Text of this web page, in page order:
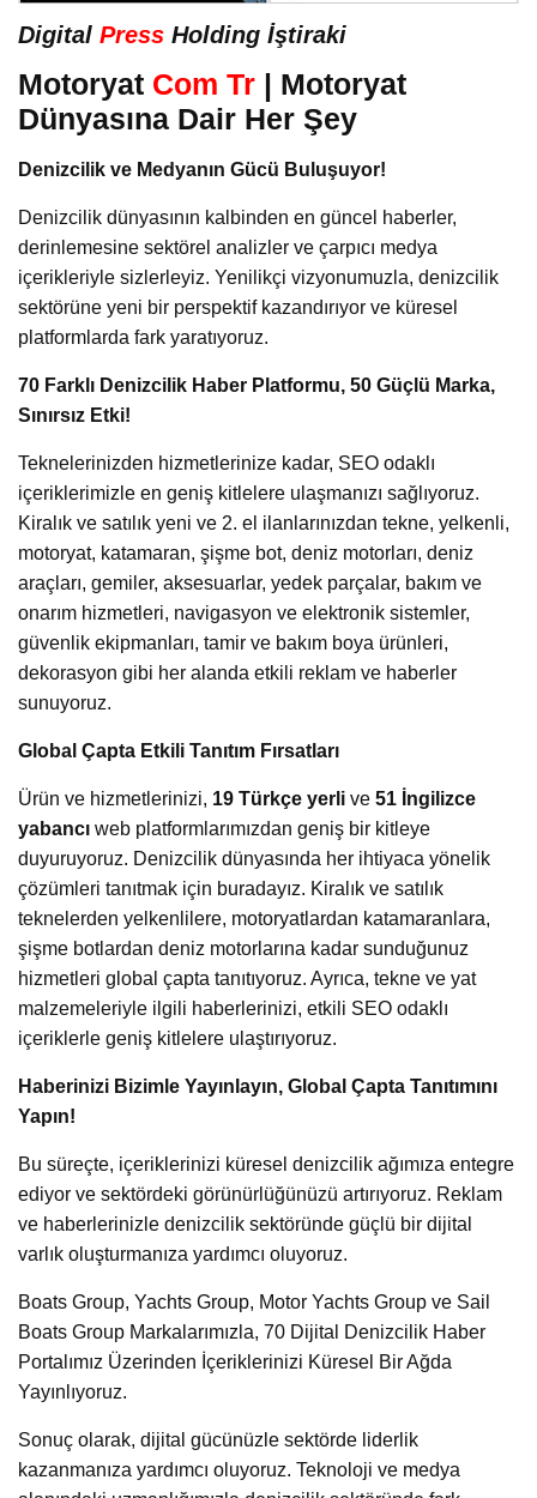
Digital Press Holding İştiraki
Motoryat Com Tr | Motoryat
Dünyasına Dair Her Şey
Denizcilik ve Medyanın Gücü Buluşuyor!
Denizcilik dünyasının kalbinden en güncel haberler,
derinlemesine sektörel analizler ve çarpıcı medya
içerikleriyle sizlerleyiz. Yenilikçi vizyonumuzla, denizcilik
sektörüne yeni bir perspektif kazandırıyor ve küresel
platformlarda fark yaratıyoruz.
70 Farklı Denizcilik Haber Platformu, 50 Güçlü Marka,
Sınırsız Etki!
Teknelerinizden hizmetlerinize kadar, SEO odaklı
içeriklerimizle en geniş kitlelere ulaşmanızı sağlıyoruz.
Kiralık ve satılık yeni ve 2. el ilanlarınızdan tekne, yelkenli,
motoryat, katamaran, şişme bot, deniz motorları, deniz
araçları, gemiler, aksesuarlar, yedek parçalar, bakım ve
onarım hizmetleri, navigasyon ve elektronik sistemler,
güvenlik ekipmanları, tamir ve bakım boya ürünleri,
dekorasyon gibi her alanda etkili reklam ve haberler
sunuyoruz.
Global Çapta Etkili Tanıtım Fırsatları
Ürün ve hizmetlerinizi, 19 Türkçe yerli ve 51 İngilizce
yabancı web platformlarımızdan geniş bir kitleye
duyuruyoruz. Denizcilik dünyasında her ihtiyaca yönelik
çözümleri tanıtmak için buradayız. Kiralık ve satılık
teknelerden yelkenlilere, motoryatlardan katamaranlara,
şişme botlardan deniz motorlarına kadar sunduğunuz
hizmetleri global çapta tanıtıyoruz. Ayrıca, tekne ve yat
malzemeleriyle ilgili haberlerinizi, etkili SEO odaklı
içeriklerle geniş kitlelere ulaştırıyoruz.
Haberinizi Bizimle Yayınlayın, Global Çapta Tanıtımını
Yapın!
Bu süreçte, içeriklerinizi küresel denizcilik ağımıza entegre
ediyor ve sektördeki görünürlüğünüzü artırıyoruz. Reklam
ve haberlerinizle denizcilik sektöründe güçlü bir dijital
varlık oluşturmanıza yardımcı oluyoruz.
Boats Group, Yachts Group, Motor Yachts Group ve Sail
Boats Group Markalarımızla, 70 Dijital Denizcilik Haber
Portalımız Üzerinden İçeriklerinizi Küresel Bir Ağda
Yayınlıyoruz.
Sonuç olarak, dijital gücünüzle sektörde liderlik
kazanmanıza yardımcı oluyoruz. Teknoloji ve medya